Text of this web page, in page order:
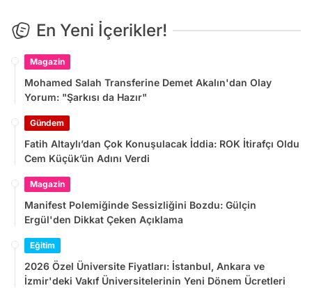
En Yeni İçerikler!
Magazin
Mohamed Salah Transferine Demet Akalın'dan Olay
Yorum: "Şarkısı da Hazır"
Gündem
Fatih Altaylı’dan Çok Konuşulacak İddia: ROK İtirafçı Oldu
Cem Küçük’ün Adını Verdi
Magazin
Manifest Polemiğinde Sessizliğini Bozdu: Gülçin
Ergül'den Dikkat Çeken Açıklama
Eğitim
2026 Özel Üniversite Fiyatları: İstanbul, Ankara ve
İzmir'deki Vakıf Üniversitelerinin Yeni Dönem Ücretleri